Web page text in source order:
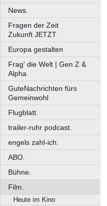
News.
Fragen der Zeit
Zukunft JETZT
Europa gestalten
Frag' die Welt | Gen Z &
Alpha
GuteNachrichten fürs
Gemeinwohl
Flugblatt.
trailer-ruhr podcast.
engels zahl-ich.
ABO.
Bühne.
Film.
Heute im Kino